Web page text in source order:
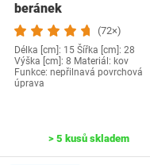
beránek
(72×)
Délka [cm]: 15 Šířka [cm]: 28
Výška [cm]: 8 Materiál: kov
Funkce: nepřilnavá povrchová
úprava
> 5 kusů skladem